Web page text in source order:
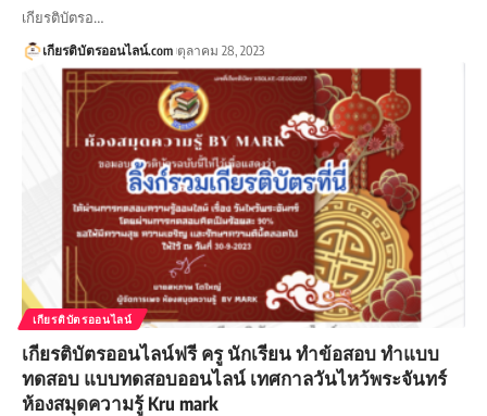
เกียรติบัตรอ…
เกียรติบัตรออนไลน์.com ตุลาคม 28, 2023
เกียรติบัตรออนไลน์
เกียรติบัตรออนไลน์ฟรี ครู นักเรียน ทำข้อสอบ ทำแบบ
ทดสอบ แบบทดสอบออนไลน์ เทศกาลวันไหว้พระจันทร์
ห้องสมุดความรู้ Kru mark